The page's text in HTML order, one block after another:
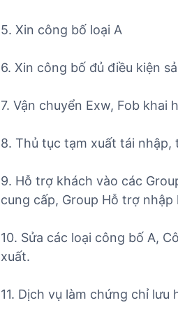
5. Xin công bố loại A
6. Xin công bố đủ điều kiện
7. Vận chuyển Exw, Fob khai
8. Thủ tục tạm xuất tái
9. Hỗ trợ khách vào các
cung cấp, Group Hỗ trợ nhập
10. Sửa các loại công bố A,
xuất.
11. Dịch vụ làm chứng chỉ